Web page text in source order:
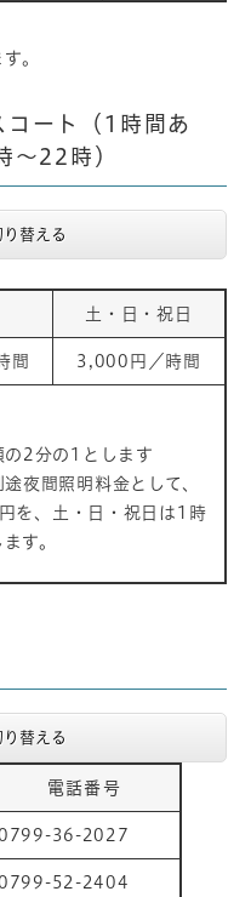
。
コート（1時間あ
～22時）
替える
土・日・祝日
間 3,000円／時間
の2分の1とします
夜間照明料金として、
を、土・日・祝日は1時
す。
替える
電話番号
36-2027
52-2404